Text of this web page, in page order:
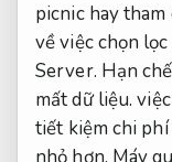
picnic hay
về việc chọn
Server. Hạn
mất dữ liệu.
tiết kiệm chi phí